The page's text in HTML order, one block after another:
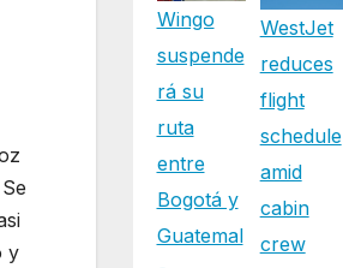
y
Wingo
suspende
rá su
ruta
entre
Bogotá y
Guatemal
WestJet
reduces
flight
schedule
amid
cabin
crew